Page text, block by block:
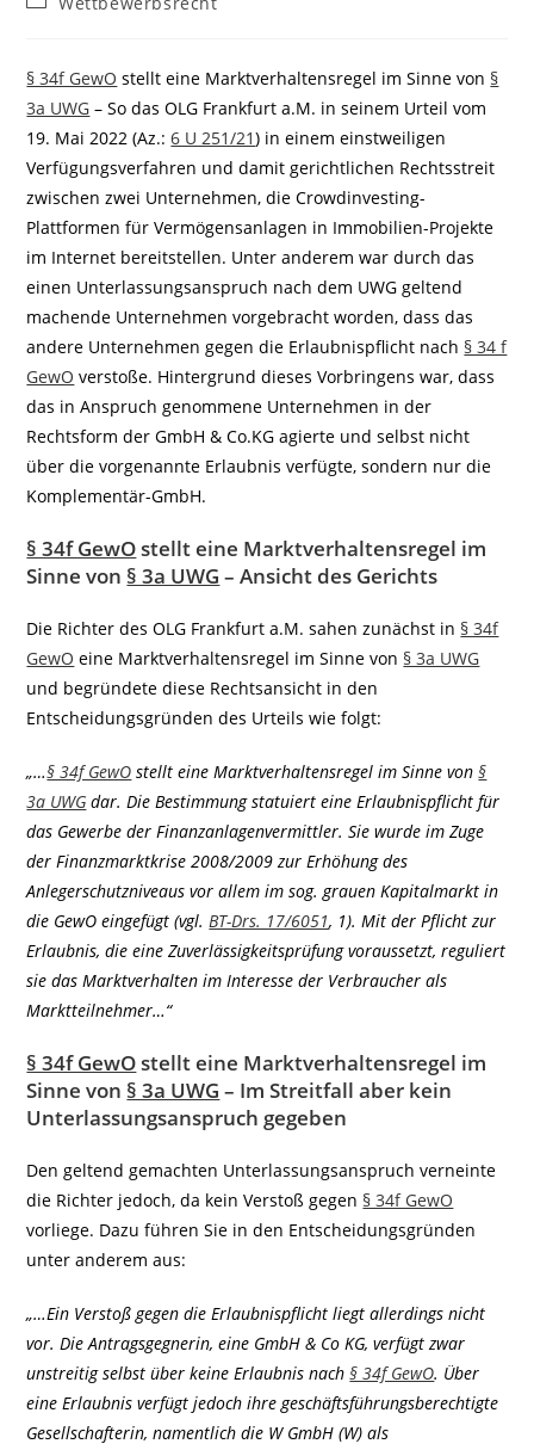
§ 34f GewO stellt eine Marktverhaltensregel im Sinne von §
3a UWG – So das OLG Frankfurt a.M. in seinem Urteil vom
19. Mai 2022 (Az.:6 U 251/21) in einem einstweiligen
Verfügungsverfahren und damit gerichtlichen Rechtsstreit
zwischen zwei Unternehmen, die Crowdinvesting-
Plattformen für Vermögensanlagen in Immobilien-Projekte
im Internet bereitstellen. Unter anderem war durch das
einen Unterlassungsanspruch nach dem UWG geltend
machende Unternehmen vorgebracht worden, dass das
andere Unternehmen gegen die Erlaubnispflicht nach § 34 f
GewO verstoße. Hintergrund dieses Vorbringens war, dass
das in Anspruch genommene Unternehmen in der
Rechtsform der GmbH & Co.KG agierte und selbst nicht
über die vorgenannte Erlaubnis verfügte, sondern nur die
Komplementär-GmbH.
§ 34f GewOstellt eine Marktverhaltensregel im
Sinne von § 3a UWG – Ansicht des Gerichts
Die Richter des OLG Frankfurt a.M. sahen zunächst in § 34f
GewO eine Marktverhaltensregel im Sinne von § 3a UWG
und begründete diese Rechtsansicht in den
Entscheidungsgründen des Urteils wie folgt:
„…§ 34f GewO stellt eine Marktverhaltensregel im Sinne von§
3a UWG dar. Die Bestimmung statuiert eine Erlaubnispflicht für
das Gewerbe der Finanzanlagenvermittler. Sie wurde im Zuge
der Finanzmarktkrise 2008/2009 zur Erhöhung des
Anlegerschutzniveaus vor allem im sog. grauen Kapitalmarkt in
die GewO eingefügt (vgl.BT-Drs. 17/6051, 1). Mit der Pflicht zur
Erlaubnis, die eine Zuverlässigkeitsprüfung voraussetzt, reguliert
sie das Marktverhalten im Interesse der Verbraucher als
Marktteilnehmer…“
§ 34f GewOstellt eine Marktverhaltensregel im
Sinne von § 3a UWG – Im Streitfall aber kein
Unterlassungsanspruch gegeben
Den geltend gemachten Unterlassungsanspruch verneinte
die Richter jedoch, da kein Verstoß gegen § 34f GewO
vorliege. Dazu führen Sie in den Entscheidungsgründen
unter anderem aus:
„…Ein Verstoß gegen die Erlaubnispflicht liegt allerdings nicht
vor. Die Antragsgegnerin, eine GmbH & Co KG, verfügt zwar
unstreitig selbst über keine Erlaubnis nach§ 34f GewO. Über
eine Erlaubnis verfügt jedoch ihre geschäftsführungsberechtigte
Gesellschafterin, namentlich die W GmbH (W) als